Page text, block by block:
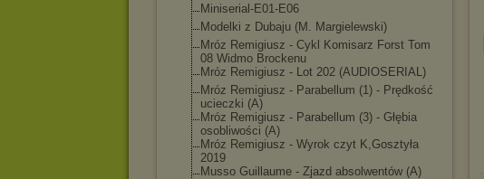
Miniserial-E01-E06
Modelki z Dubaju (M. Margielewski)
Mróz Remigiusz - Cykl Komisarz Forst Tom
08 Widmo Brockenu
Mróz Remigiusz - Lot 202 (AUDIOSERIAL)
Mróz Remigiusz - Parabellum (1) - Prędkość
ucieczki (A)
Mróz Remigiusz - Parabellum (3) - Głębia
osobliwości (A)
Mróz Remigiusz - Wyrok czyt K,Gosztyła
2019
Musso Guillaume - Zjazd absolwentów (A)